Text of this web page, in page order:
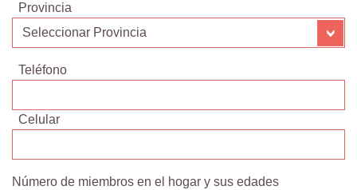
Provincia
Teléfono
Celular
Número de miembros en el hogar y sus edades